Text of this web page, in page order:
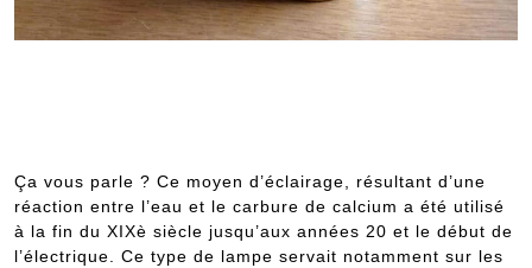
Ça vous parle ? Ce moyen d’éclairage, résultant d’une
réaction entre l’eau et le carbure de calcium a été utilisé
à la fin du XIXè siècle jusqu’aux années 20 et le début de
l’électrique. Ce type de lampe servait notamment sur les